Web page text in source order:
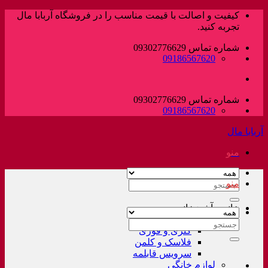
پرش
کیفیت و اصالت با قیمت مناسب را در فروشگاه آربابا مال
تجربه کنید.
شماره تماس 09302776629
09186567620
شماره تماس 09302776629
09186567620
آربابا مال
منو
جستجو
خانه و آشپزخانه
لوازم خانگی غیر برقی
کتری و قوری
فلاسک و کلمن
سرویس قابلمه
لوازم خانگی
منو
جستجو